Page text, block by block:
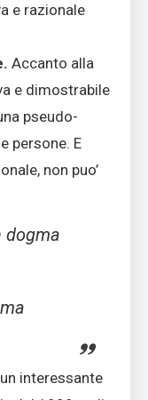
e razionale
Accanto alla
e dimostrabile
pseudo-
persone. E
non puo’
dogma
interessante